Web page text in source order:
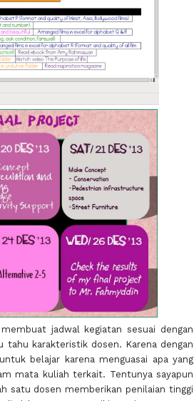
jadwal kegiatan sesuai dengan
tahu karakteristik dosen. Karena dengan
belajar karena menguasai apa yang
mata kuliah terkait. Tentunya sayapun
satu dosen memberikan penilaian tinggi